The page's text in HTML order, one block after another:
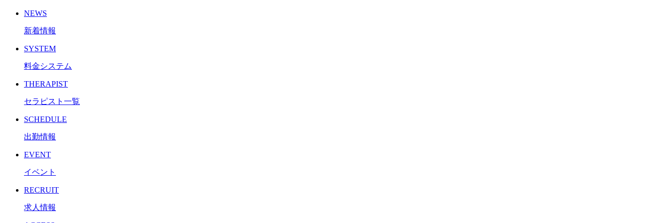
NEWS
新着情報
SYSTEM
料金システム
THERAPIST
セラピスト一覧
SCHEDULE
出勤情報
EVENT
イベント
RECRUIT
求人情報